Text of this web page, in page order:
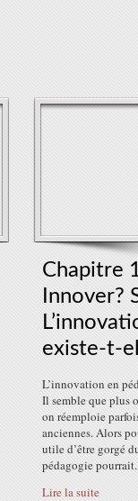
Chapitre
Innover?
existe-t-
L’innovation en
Il semble que plus
on réemploie
anciennes. Alors
utile d’être gorgé
pédagogie
Lire la suite